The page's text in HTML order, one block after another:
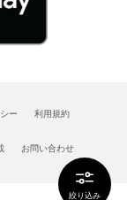
絞り込み
ー 利用規約
お問い合わせ